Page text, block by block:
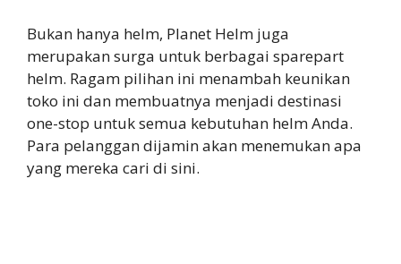
Bukan hanya helm, Planet Helm juga
merupakan surga untuk berbagai sparepart
helm. Ragam pilihan ini menambah keunikan
toko ini dan membuatnya menjadi destinasi
one-stop untuk semua kebutuhan helm Anda.
Para pelanggan dijamin akan menemukan apa
yang mereka cari di sini.